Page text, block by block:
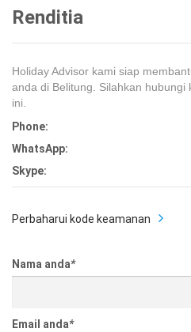
Renditia
Holiday Advisor kami siap
anda di Belitung. Silahkan hubungi
ini.
Phone:
WhatsApp:
Skype:
Perbaharui kode keamanan
Nama anda*
Email anda*